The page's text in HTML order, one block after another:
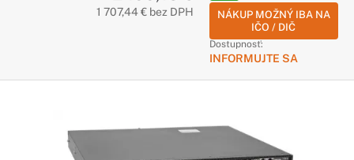
1 707,44 € bez DPH
NÁKUP MOŽNÝ IBA NA
IČO / DIČ
Dostupnosť:
INFORMUJTE SA